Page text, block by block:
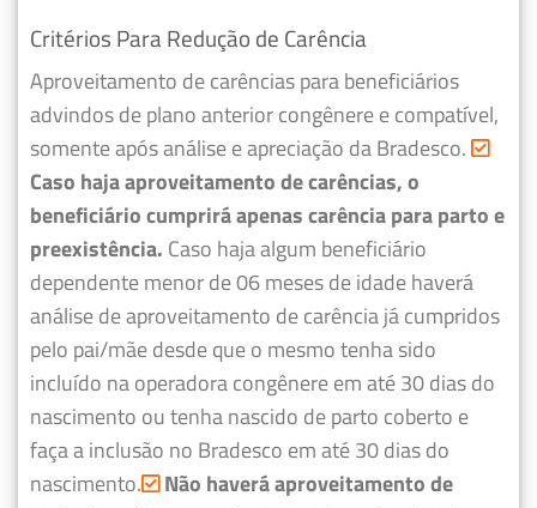
Critérios Para Redução de Carência
Aproveitamento de carências para beneficiários
advindos de plano anterior congênere e compatível,
somente após análise e apreciação da Bradesco.
Caso haja aproveitamento de carências, o
beneficiário cumprirá apenas carência para parto e
preexistência. Caso haja algum beneficiário
dependente menor de 06 meses de idade haverá
análise de aproveitamento de carência já cumpridos
pelo pai/mãe desde que o mesmo tenha sido
incluído na operadora congênere em até 30 dias do
nascimento ou tenha nascido de parto coberto e
faça a inclusão no Bradesco em até 30 dias do
nascimento. Não haverá aproveitamento de